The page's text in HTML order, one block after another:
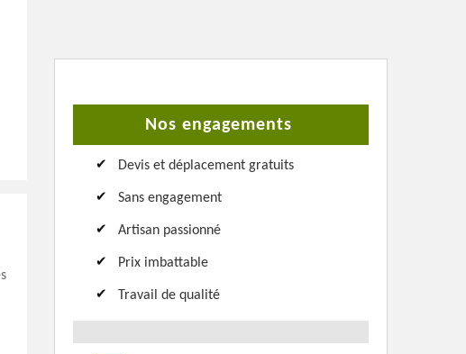
Nos engagements
Devis et déplacement gratuits
Sans engagement
Artisan passionné
Prix imbattable
Travail de qualité